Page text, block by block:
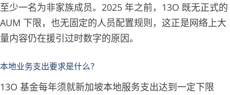
至少一名为非家族成员。2025 年之前，13O 既无正式的
AUM 下限，也无固定的人员配置规则，这正是网络上大
量内容仍在援引过时数字的原因。
本地业务支出要求是什么？
13O 基金每年须就新加坡本地服务支出达到一定下限